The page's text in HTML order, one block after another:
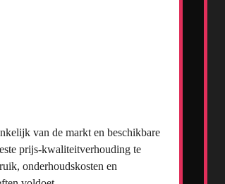
van de markt en beschikbare
prijs-kwaliteitverhouding te
onderhoudskosten en